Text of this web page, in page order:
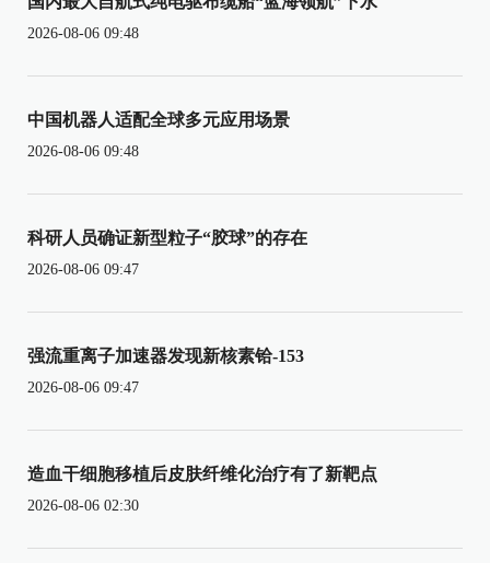
2026-08-06 09:48
中国机器人适配全球多元应用场景
2026-08-06 09:48
科研人员确证新型粒子“胶球”的存在
2026-08-06 09:47
强流重离子加速器发现新核素铪-153
2026-08-06 09:47
造血干细胞移植后皮肤纤维化治疗有了新靶点
2026-08-06 02:30